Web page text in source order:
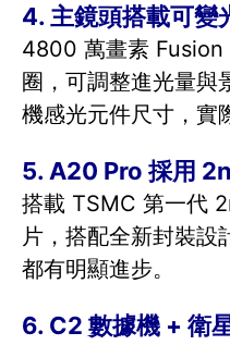
4. 主鏡頭搭載可變
4800 萬畫素 Fusion
圈，可調整進光量與
機感光元件尺寸，實
5. A20 Pro 採用
搭載 TSMC 第一代
片，搭配全新封裝設
都有明顯進步。
6. C2 數據機 + 衛